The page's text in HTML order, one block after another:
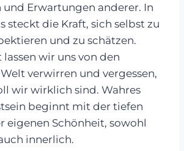
Erwartungen anderer. In
steckt die Kraft, sich selbst zu
und zu schätzen.
wir uns von den
verwirren und vergessen,
wir wirklich sind. Wahres
beginnt mit der tiefen
eigenen Schönheit, sowohl
innerlich.